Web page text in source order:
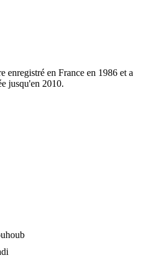
enregistré en France en 1986 et a
jusqu'en 2010.